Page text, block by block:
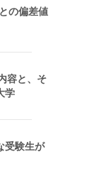
適している
点学習
ートに進む
の偏差値
容と、そ
学
受験生が